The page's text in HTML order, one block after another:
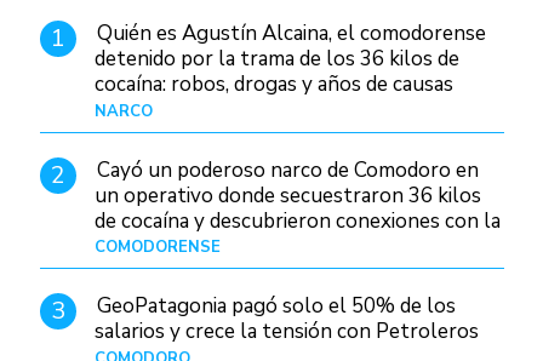
1
Quién es Agustín Alcaina, el comodorense
detenido por la trama de los 36 kilos de
cocaína: robos, drogas y años de causas
judiciales
NARCO
2
Cayó un poderoso narco de Comodoro en
un operativo donde secuestraron 36 kilos
de cocaína y descubrieron conexiones con la
Patagonia
COMODORENSE
3
GeoPatagonia pagó solo el 50% de los
salarios y crece la tensión con Petroleros